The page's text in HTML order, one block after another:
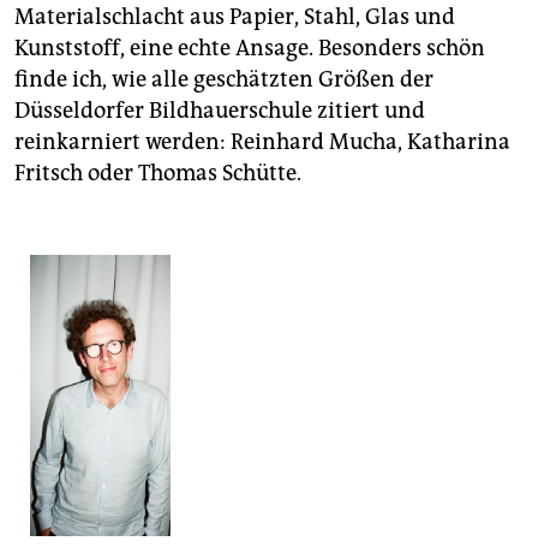
Materialschlacht aus Papier, Stahl, Glas und
Kunststoff, eine echte Ansage. Besonders schön
finde ich, wie alle geschätzten Größen der
Düsseldorfer Bildhauerschule zitiert und
reinkarniert werden: Reinhard Mucha, Katharina
Fritsch oder Thomas Schütte.